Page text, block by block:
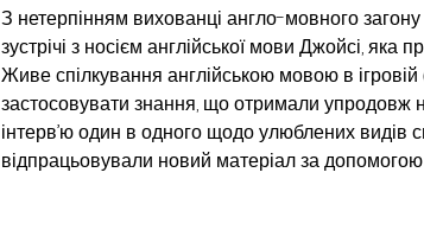
З нетерпінням вихованці англо-мовного
зустрічі з носієм англійської мови Джойсі, яка
Живе спілкування англійською мовою в
застосовувати знання, що отримали упродовж
інтерв’ю один в одного щодо улюблених видів
відпрацьовували новий матеріал за допомогою